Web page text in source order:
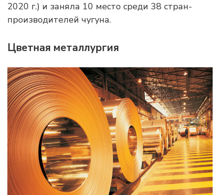
2020 г.) и заняла 10 место среди 38 стран-
производителей чугуна.
Цветная металлургия